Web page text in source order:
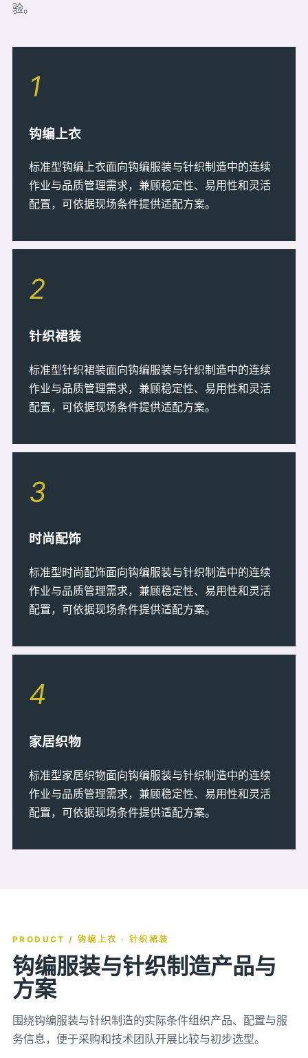
验。
1
钩编上衣
标准型钩编上衣面向钩编服装与针织制造中的连续
作业与品质管理需求，兼顾稳定性、易用性和灵活
配置，可依据现场条件提供适配方案。
2
针织裙装
标准型针织裙装面向钩编服装与针织制造中的连续
作业与品质管理需求，兼顾稳定性、易用性和灵活
配置，可依据现场条件提供适配方案。
3
时尚配饰
标准型时尚配饰面向钩编服装与针织制造中的连续
作业与品质管理需求，兼顾稳定性、易用性和灵活
配置，可依据现场条件提供适配方案。
4
家居织物
标准型家居织物面向钩编服装与针织制造中的连续
作业与品质管理需求，兼顾稳定性、易用性和灵活
配置，可依据现场条件提供适配方案。
PRODUCT / 钩编上衣 · 针织裙装
钩编服装与针织制造产品与
方案
围绕钩编服装与针织制造的实际条件组织产品、配置与服
务信息，便于采购和技术团队开展比较与初步选型。